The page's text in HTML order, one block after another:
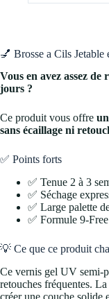
💅 Brosse a Cils Jetable
Vous en avez assez
jours ?
Ce produit vous offre
sans écaillage ni
✅ Points forts
✅ Tenue 2 à 3
✅ Séchage
✅ Large palette
✅ Formule 9-
💡 Ce que ce produit
Ce vernis gel UV semi-
retouches fréquentes.
créer une couche solide